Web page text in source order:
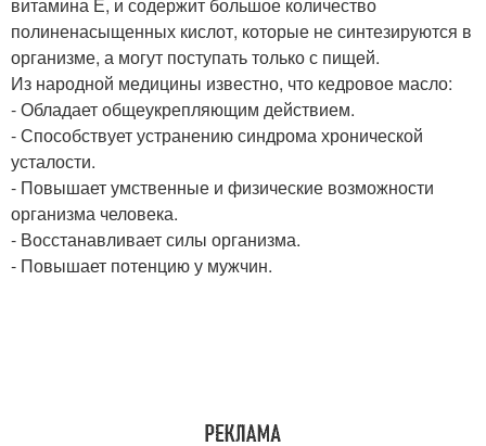
полиненасыщенных кислот, которые не синтезируются в
организме, а могут поступать только с пищей.
Из народной медицины известно, что кедровое масло:
- Обладает общеукрепляющим действием.
- Способствует устранению синдрома хронической
усталости.
- Повышает умственные и физические возможности
организма человека.
- Восстанавливает силы организма.
- Повышает потенцию у мужчин.